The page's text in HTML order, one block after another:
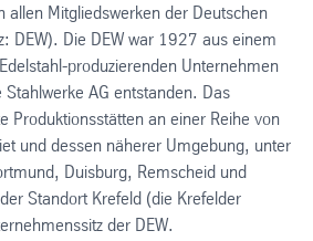
allen Mitgliedswerken der Deutschen
DEW). Die DEW war 1927 aus einem
produzierenden Unternehmen
AG entstanden. Das
Produktionsstätten an einer Reihe von
und dessen näherer Umgebung, unter
Duisburg, Remscheid und
Standort Krefeld (die Krefelder
der DEW.